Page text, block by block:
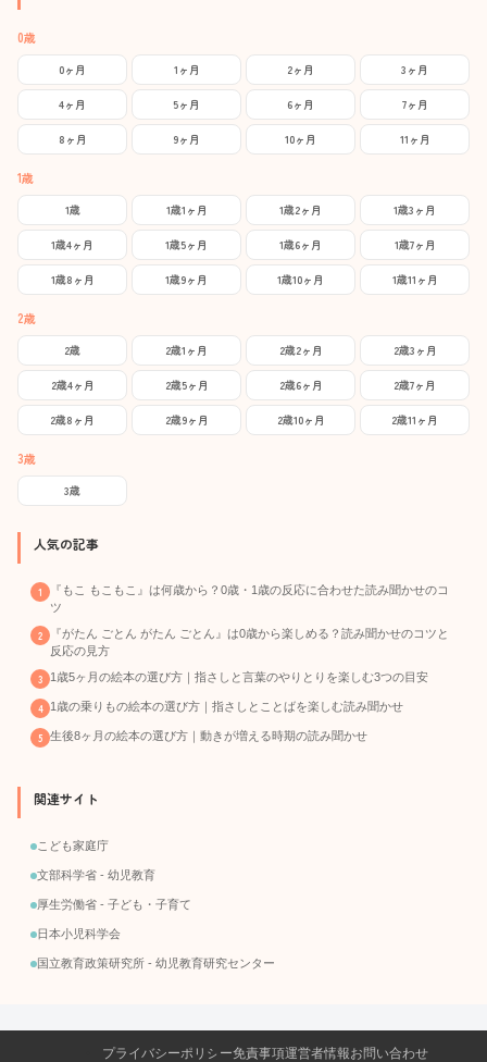
0歳
0ヶ月 1ヶ月 2ヶ月 3ヶ月
4ヶ月 5ヶ月 6ヶ月 7ヶ月
8ヶ月 9ヶ月 10ヶ月 11ヶ月
1歳
1歳 1歳1ヶ月 1歳2ヶ月 1歳3ヶ月
1歳4ヶ月 1歳5ヶ月 1歳6ヶ月 1歳7ヶ月
1歳8ヶ月 1歳9ヶ月 1歳10ヶ月 1歳11ヶ月
2歳
2歳 2歳1ヶ月 2歳2ヶ月 2歳3ヶ月
2歳4ヶ月 2歳5ヶ月 2歳6ヶ月 2歳7ヶ月
2歳8ヶ月 2歳9ヶ月 2歳10ヶ月 2歳11ヶ月
3歳
3歳
人気の記事
『もこ もこもこ』は何歳から？0歳・1歳の反応に合わせた読み聞かせのコ
ツ
『がたん ごとん がたん ごとん』は0歳から楽しめる？読み聞かせのコツと
反応の見方
1歳5ヶ月の絵本の選び方｜指さしと言葉のやりとりを楽しむ3つの目安
1歳の乗りもの絵本の選び方｜指さしとことばを楽しむ読み聞かせ
生後8ヶ月の絵本の選び方｜動きが増える時期の読み聞かせ
関連サイト
こども家庭庁
文部科学省 - 幼児教育
厚生労働省 - 子ども・子育て
日本小児科学会
国立教育政策研究所 - 幼児教育研究センター
プライバシーポリシー免責事項運営者情報お問い合わせ